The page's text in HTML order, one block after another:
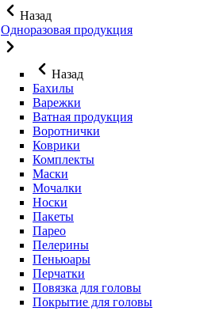
Назад
Одноразовая продукция
Назад
Бахилы
Варежки
Ватная продукция
Воротнички
Коврики
Комплекты
Маски
Мочалки
Носки
Пакеты
Парео
Пелерины
Пеньюары
Перчатки
Повязка для головы
Покрытие для головы